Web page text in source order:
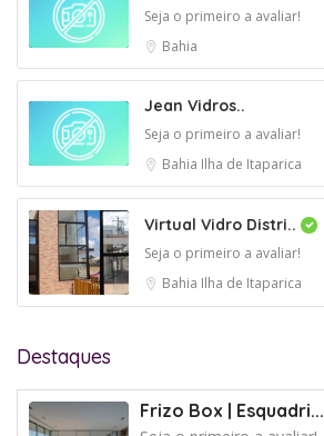
Seja o primeiro a avaliar!
Bahia
Jean Vidros..
Seja o primeiro a avaliar!
Bahia Ilha de Itaparica
Virtual Vidro Distri..
Seja o primeiro a avaliar!
Bahia Ilha de Itaparica
Destaques
Frizo Box | Esquadri...